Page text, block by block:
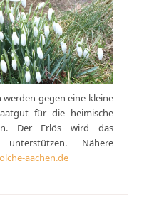
gegen eine kleine
für die heimische
Der Erlös wird das
Nähere
aachen.de